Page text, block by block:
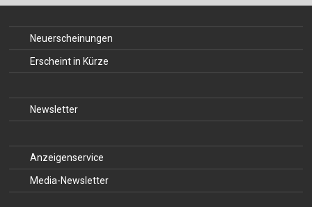
Neuerscheinungen
Erscheint in Kürze
Newsletter
Anzeigenservice
Media-Newsletter